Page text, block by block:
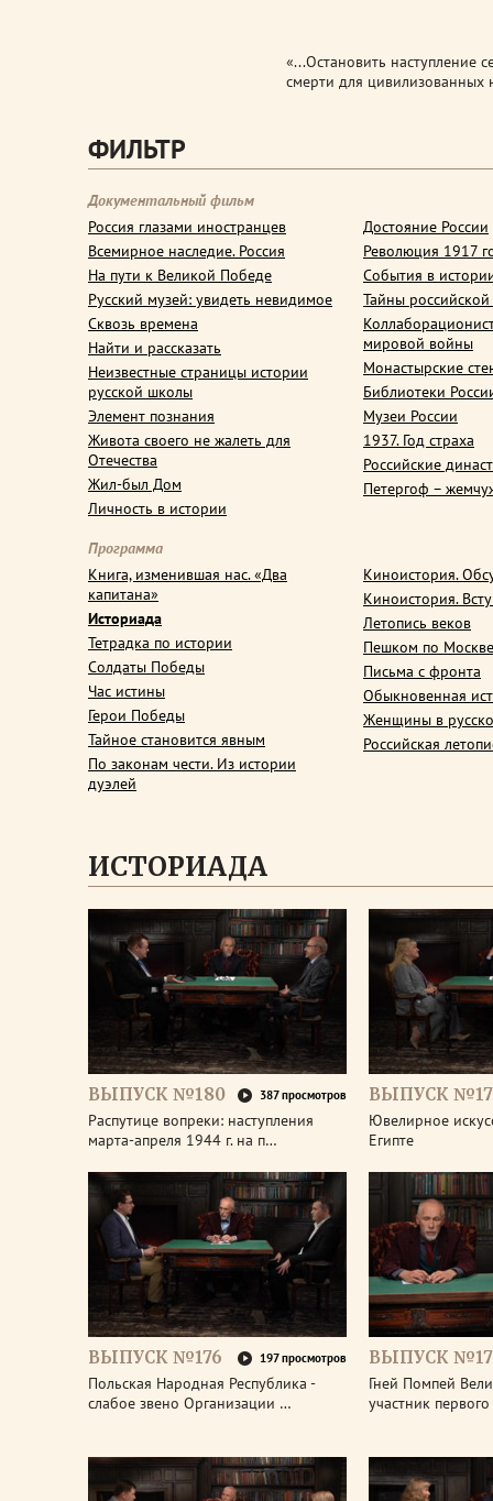
«...Остановить наступление
смерти для
ФИЛЬТР
Документальный фильм
Россия глазами иностранцев
Всемирное наследие. Россия
На пути к Великой Победе
Русский музей: увидеть невидимое
Сквозь времена
Найти и рассказать
Неизвестные страницы истории
русской школы
Элемент познания
Живота своего не жалеть для
Отечества
Жил-был Дом
Личность в истории
Достояние России
Революция 1917
События в
Тайны
мировой войны
Монастырские
Библиотеки
Музеи России
1937. Год страха
Российские
Петергоф –
Программа
Книга, изменившая нас. «Два
капитана»
Историада
Тетрадка по истории
Солдаты Победы
Час истины
Герои Победы
Тайное становится явным
По законам чести. Из истории
дуэлей
Киноистория.
Киноистория.
Летопись веков
Пешком по Москве
Письма с фронта
Обыкновенная
Женщины в
Российская
ИСТОРИАДА
ВЫПУСК №180 387 просмотров
Распутице вопреки: наступления
марта-апреля 1944 г. на п…
ВЫПУСК
Ювелирное
Египте
ВЫПУСК №176 197 просмотров
Польская Народная Республика -
слабое звено Организации …
ВЫПУСК
Гней Помпей
участник